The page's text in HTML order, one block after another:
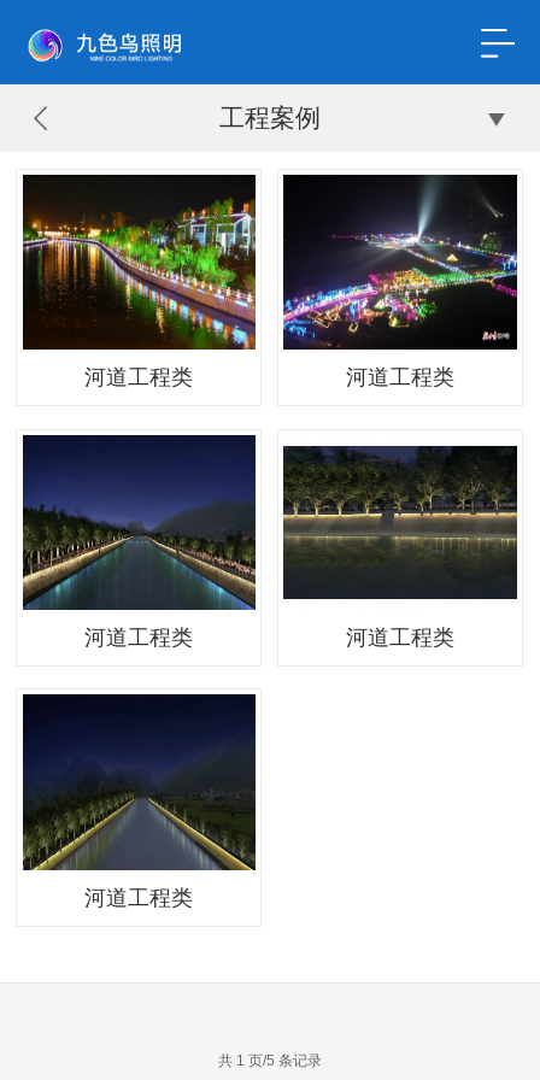
工程案例
河道工程类 河道工程类
河道工程类 河道工程类
河道工程类
共 1 页/5 条记录